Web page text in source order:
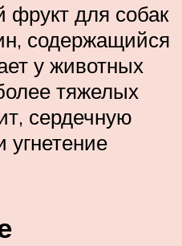
фрукт для собак
содержащийся
у животных
тяжелых
сердечную
угнетение